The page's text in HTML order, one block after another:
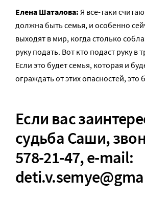
Елена Шаталова: Я все-таки
должна быть семья, и особенно
выходят в мир, когда столько
руку подать. Вот кто подаст руку в
Если это будет семья, которая и
ограждать от этих опасностей, это
Если вас
судьба Саши,
578-21-47, e-mail: